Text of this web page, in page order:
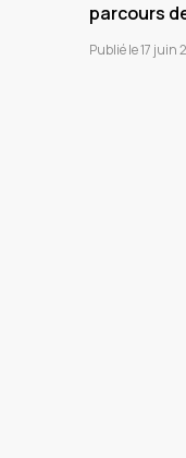
parcours
Publié le 17 juin